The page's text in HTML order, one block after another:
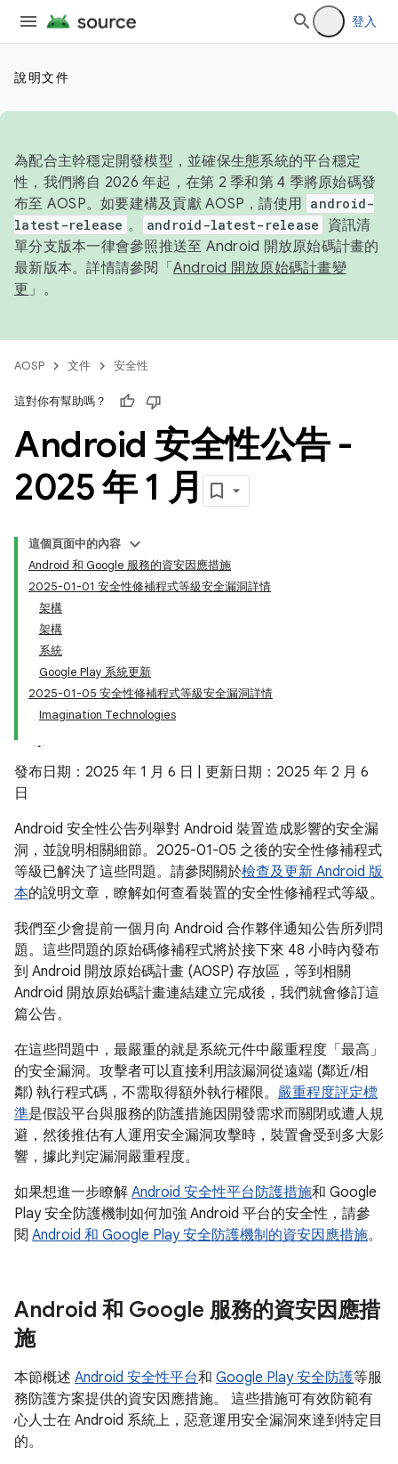
登入
說明文件
為配合主幹穩定開發模型，並確保生態系統的平台穩定
性，我們將自 2026 年起，在第 2 季和第 4 季將原始碼發
布至 AOSP。如要建構及貢獻 AOSP，請使用 android-
latest-release 。 android-latest-release
資訊清
單分支版本一律會參照推送至 Android 開放原始碼計畫的
最新版本。詳情請參閱「 Android 開放原始碼計畫變
更 」。
AOSP 文件 安全性
這對你有幫助嗎？
Android 安全性公告 -
2025 年 1 月
這個頁面中的內容
Android 和 Google 服務的資安因應措施
2025-01-01 安全性修補程式等級安全漏洞詳情
架構
架構
系統
Google Play 系統更新
2025-01-05 安全性修補程式等級安全漏洞詳情
Imagination Technologies
發布日期：2025 年 1 月 6 日 | 更新日期：2025 年 2 月 6
日
Android 安全性公告列舉對 Android 裝置造成影響的安全漏
洞，並說明相關細節。2025-01-05 之後的安全性修補程式
等級已解決了這些問題。請參閱關於檢查及更新 Android 版
本的說明文章，瞭解如何查看裝置的安全性修補程式等級。
我們至少會提前一個月向 Android 合作夥伴通知公告所列問
題。這些問題的原始碼修補程式將於接下來 48 小時內發布
到 Android 開放原始碼計畫 (AOSP) 存放區，等到相關
Android 開放原始碼計畫連結建立完成後，我們就會修訂這
篇公告。
在這些問題中，最嚴重的就是系統元件中嚴重程度「最高」
的安全漏洞。攻擊者可以直接利用該漏洞從遠端 (鄰近/相
鄰) 執行程式碼，不需取得額外執行權限。 嚴重程度評定標
準是假設平台與服務的防護措施因開發需求而關閉或遭人規
避，然後推估有人運用安全漏洞攻擊時，裝置會受到多大影
響，據此判定漏洞嚴重程度。
如果想進一步瞭解 Android 安全性平台防護措施和 Google
Play 安全防護機制如何加強 Android 平台的安全性，請參
閱 Android 和 Google Play 安全防護機制的資安因應措施。
Android 和 Google 服務的資安因應措
施
本節概述 Android 安全性平台和 Google Play 安全防護等服
務防護方案提供的資安因應措施。 這些措施可有效防範有
心人士在 Android 系統上，惡意運用安全漏洞來達到特定目
的。